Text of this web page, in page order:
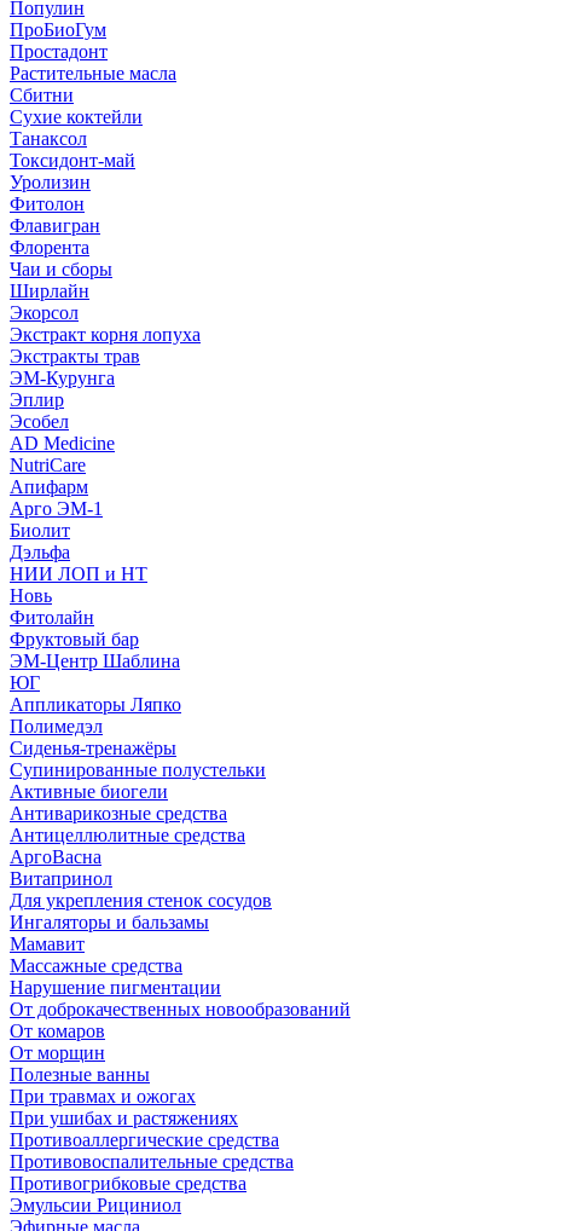
Популин
ПроБиоГум
Простадонт
Растительные масла
Сбитни
Сухие коктейли
Танаксол
Токсидонт-май
Уролизин
Фитолон
Флавигран
Флорента
Чаи и сборы
Ширлайн
Экорсол
Экстракт корня лопуха
Экстракты трав
ЭМ-Курунга
Эплир
Эсобел
AD Medicine
NutriCare
Апифарм
Арго ЭМ-1
Биолит
Дэльфа
НИИ ЛОП и НТ
Новь
Фитолайн
Фруктовый бар
ЭМ-Центр Шаблина
ЮГ
Аппликаторы Ляпко
Полимедэл
Сиденья-тренажёры
Супинированные полустельки
Активные биогели
Антиварикозные средства
Антицеллюлитные средства
АргоВасна
Витапринол
Для укрепления стенок сосудов
Ингаляторы и бальзамы
Мамавит
Массажные средства
Нарушение пигментации
От доброкачественных новообразований
От комаров
От морщин
Полезные ванны
При травмах и ожогах
При ушибах и растяжениях
Противоаллергические средства
Противовоспалительные средства
Противогрибковые средства
Эмульсии Рициниол
Эфирные масла